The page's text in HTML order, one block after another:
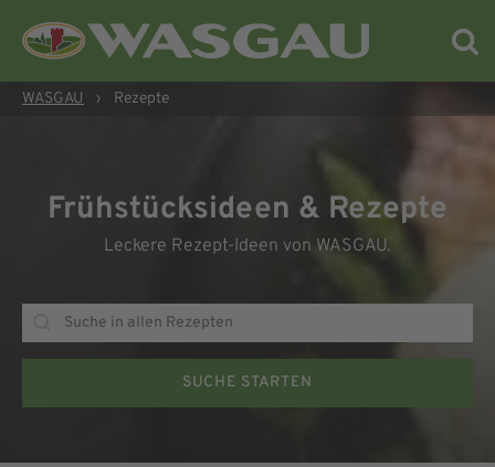
WASGAU › Rezepte
Frühstücksideen & Rezepte
Leckere Rezept-Ideen von WASGAU.